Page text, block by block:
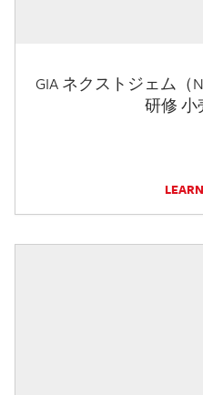
GIA ネクストジェム（
研修 小